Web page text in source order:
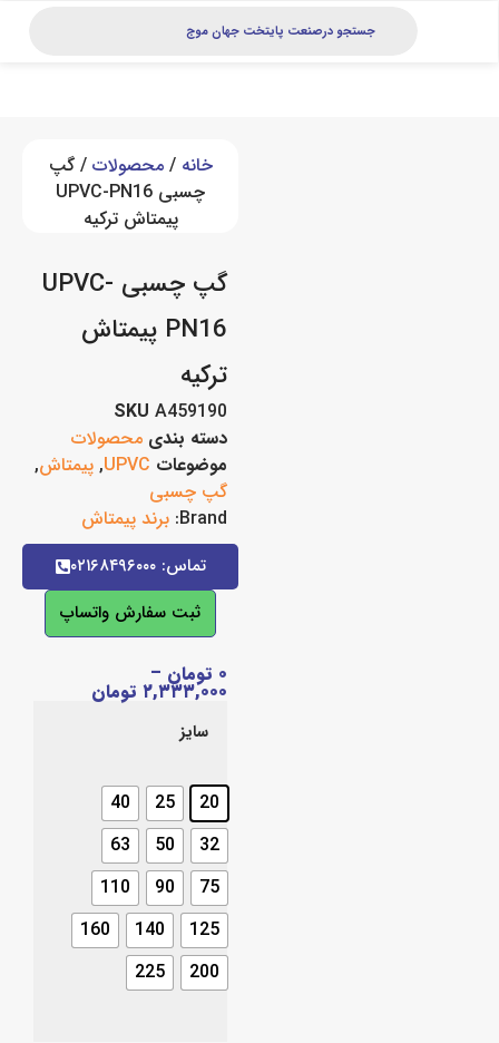
محصولات/ گپ
چسبی UPVC-PN16
پیمتاش ترکیه
گپ چسبی UPVC-
PN16 پیمتاش
SKU
محصولات
UPVC
,پیمتاش,
برند پیمتاش
ثبت سفارش واتساپ
تومان
40
63
110
160